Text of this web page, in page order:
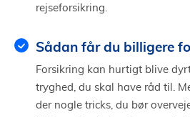
rejseforsikring.
Sådan får du billigere
Forsikring kan hurtigt blive
tryghed, du skal have råd til.
der nogle tricks, du bør